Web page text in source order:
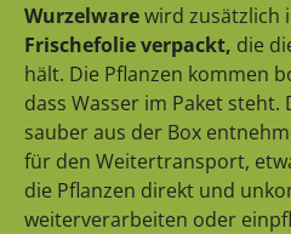
Wurzelwarewird zusätzlich
Frischefolie verpackt, die
hält. Die Pflanzen kommen
dass Wasser im Paket steht.
sauber aus der Box
für den Weitertransport,
die Pflanzen direkt und
weiterverarbeiten oder